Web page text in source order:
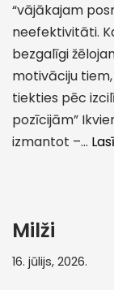
“vājākajam
neefektivitāti.
bezgalīgi
motivāciju
tiekties pēc
pozīcijām”
izmantot –…
Milži
16. jūlijs, 2026.